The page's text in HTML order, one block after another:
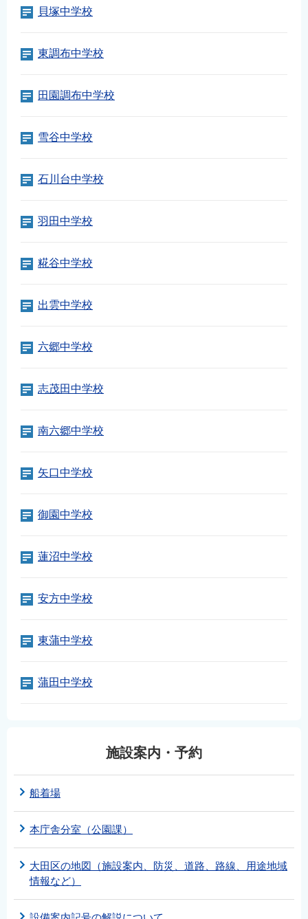
貝塚中学校
東調布中学校
田園調布中学校
雪谷中学校
石川台中学校
羽田中学校
糀谷中学校
出雲中学校
六郷中学校
志茂田中学校
南六郷中学校
矢口中学校
御園中学校
蓮沼中学校
安方中学校
東蒲中学校
蒲田中学校
施設案内・予約
船着場
本庁舎分室（公園課）
大田区の地図（施設案内、防災、道路、路線、用途地域
情報など）
English
繁體中文
नेपाली